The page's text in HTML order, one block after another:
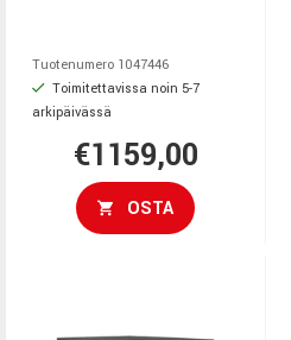
Tuotenumero 1047446
Toimitettavissa noin 5-7
arkipäivässä
€1159,00
OSTA